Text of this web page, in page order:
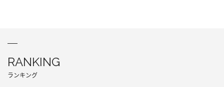
RANKING
ランキング